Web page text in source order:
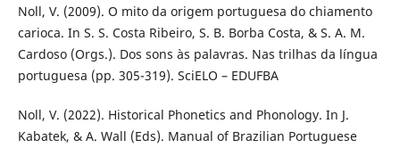
Noll, V. (2009). O mito da origem portuguesa do chiamento
carioca. In S. S. Costa Ribeiro, S. B. Borba Costa, & S. A. M.
Cardoso (Orgs.). Dos sons às palavras. Nas trilhas da língua
portuguesa (pp. 305-319). SciELO – EDUFBA
Noll, V. (2022). Historical Phonetics and Phonology. In J.
Kabatek, & A. Wall (Eds). Manual of Brazilian Portuguese